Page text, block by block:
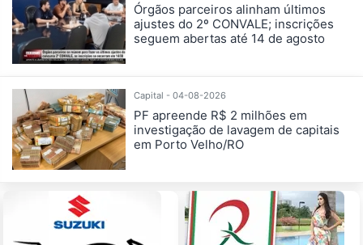
Órgãos parceiros alinham últimos
ajustes do 2º CONVALE; inscrições
seguem abertas até 14 de agosto
Capital - 04-08-2026
PF apreende R$ 2 milhões em
investigação de lavagem de capitais
em Porto Velho/RO